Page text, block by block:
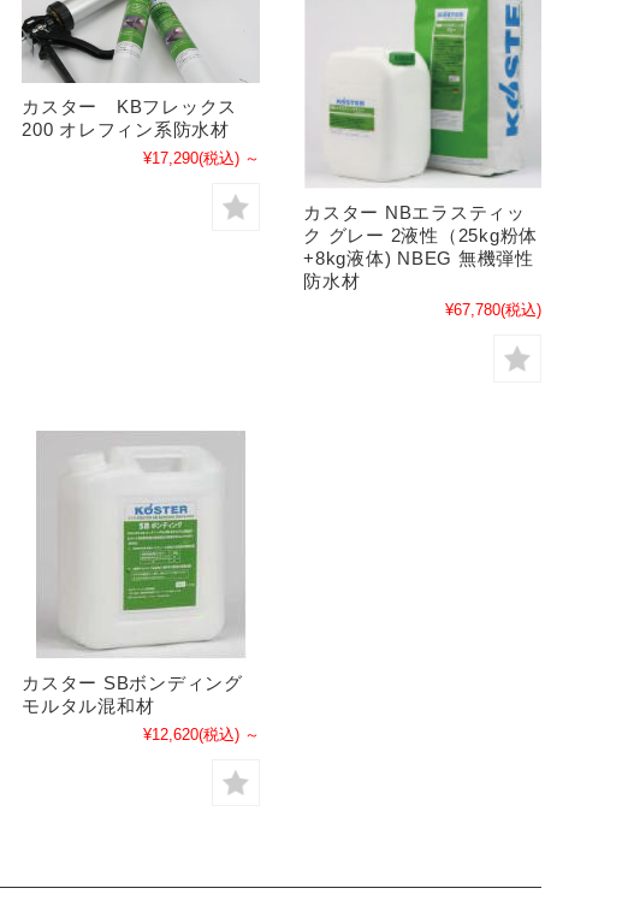
カスター KBフレックス
200 オレフィン系防水材
¥17,290(税込) ～
カスター NBエラスティッ
ク グレー 2液性（25kg粉体
+8kg液体) NBEG 無機弾性
防水材
¥67,780(税込)
カスター SBボンディング
モルタル混和材
¥12,620(税込) ～